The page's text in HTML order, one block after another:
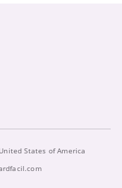
States of America